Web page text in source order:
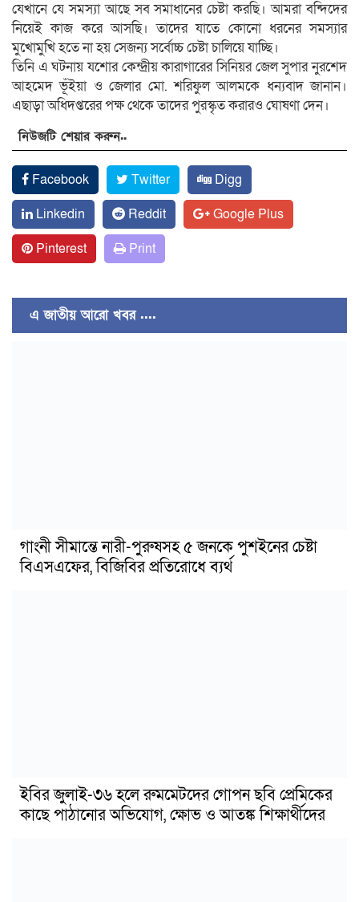
যেখানে যে সমস্যা আছে সব সমাধানের চেষ্টা করছি। আমরা বন্দিদের
নিয়েই কাজ করে আসছি। তাদের যাতে কোনো ধরনের সমস্যার
মুখোমুখি হতে না হয় সেজন্য সর্বোচ্চ চেষ্টা চালিয়ে যাচ্ছি।
তিনি এ ঘটনায় যশোর কেন্দ্রীয় কারাগারের সিনিয়র জেল সুপার নুরশেদ
আহমেদ ভূঁইয়া ও জেলার মো. শরিফুল আলমকে ধন্যবাদ জানান।
এছাড়া অধিদপ্তরের পক্ষ থেকে তাদের পুরস্কৃত করারও ঘোষণা দেন।
নিউজটি শেয়ার করুন..
Facebook Twitter
Digg
Linkedin
Reddit
Google Plus
Pinterest
Print
এ জাতীয় আরো খবর ....
গাংনী সীমান্তে নারী-পুরুষসহ ৫ জনকে পুশইনের চেষ্টা
বিএসএফের, বিজিবির প্রতিরোধে ব্যর্থ
ইবির জুলাই-৩৬ হলে রুমমেটদের গোপন ছবি প্রেমিকের
কাছে পাঠানোর অভিযোগ, ক্ষোভ ও আতঙ্ক শিক্ষার্থীদের